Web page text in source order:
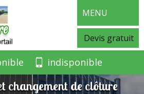
MENU
Devis gratuit
indisponible
changement de clôture